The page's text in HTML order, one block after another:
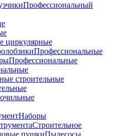
Профессиональный
циркулярные
Профессиональные
Профессиональные
строительные
Наборы
Строительное
пушкиПылесосы